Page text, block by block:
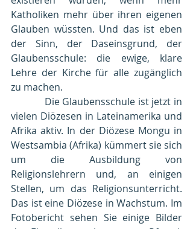
Katholiken mehr über ihren eigenen
Glauben wüssten. Und das ist eben
der Sinn, der Daseinsgrund, der
Glaubensschule: die ewige, klare
Lehre der Kirche für alle zugänglich
zu machen.
Die Glaubensschule ist jetzt in
vielen Diözesen in Lateinamerika und
Afrika aktiv. In der Diözese Mongu in
Westsambia (Afrika) kümmert sie sich
um die Ausbildung von
Religionslehrern und, an einigen
Stellen, um das Religionsunterricht.
Das ist eine Diözese in Wachstum. Im
Fotobericht sehen Sie einige Bilder